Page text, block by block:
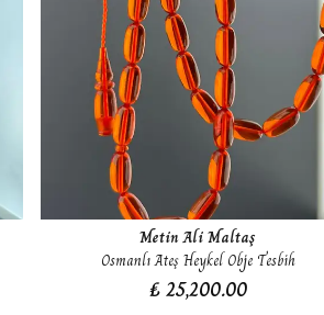
Metin Ali Maltaş
Osmanlı Ateş Heykel Obje Tesbih
₺ 25,200.00